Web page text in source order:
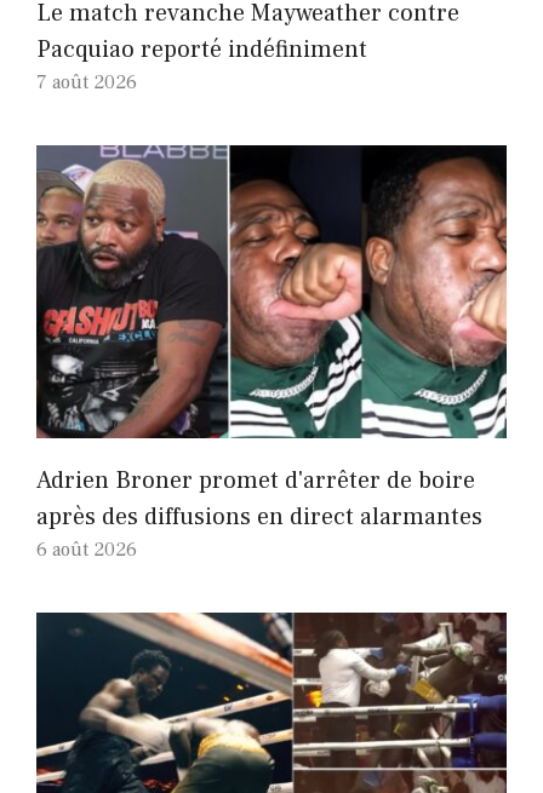
Le match revanche Mayweather contre
Pacquiao reporté indéfiniment
7 août 2026
Adrien Broner promet d'arrêter de boire
après des diffusions en direct alarmantes
6 août 2026